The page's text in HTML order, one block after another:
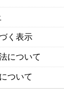
く表示
について
ついて